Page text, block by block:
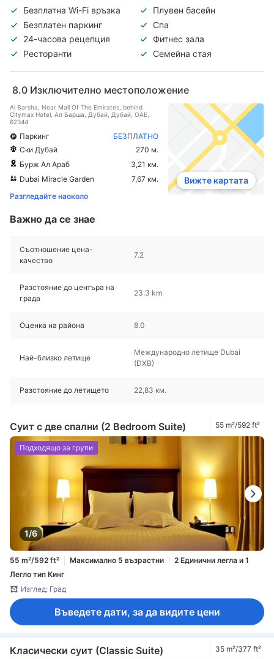
Безплатна Wi-Fi връзка
Плувен басейн
Безплатен паркинг
Спа
24-часова рецепция
Фитнес зала
Ресторанти
Семейна стая
8.0 Изключително местоположение
Al Barsha, Near Mall Of The Emirates, behind
Citymax Hotel, Ал Барша, Дубай, Дубай, ОАЕ,
62344
Паркинг
БЕЗПЛАТНО
Ски Дубай
270 м.
Бурж Ал Араб
3,21 км.
Dubai Miracle Garden
7,67 км.
Разгледайте наоколо
Вижте картата
Важно да се знае
Съотношение цена-
качество
7.2
Разстояние до центъра на
града
23.3 km
Оценка на района 8.0
Най-близко летище
Международно летище Dubai
(DXB)
Разстояние до летището 22,83 км.
Суит с две спални (2 Bedroom Suite) 55 m²/592 ft²
1/6
Подходящо за групи
55 m²/592 ft² Максимално 5 възрастни
2 Единични легла и 1
Легло тип Кинг
Изглед: Град
Въведете дати, за да видите цени
Класически суит (Classic Suite) 35 m²/377 ft²